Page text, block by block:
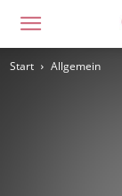
Start Allgemein